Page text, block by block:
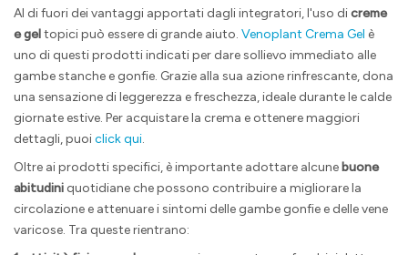
Al di fuori dei vantaggi apportati dagli integratori, l'uso dicreme
e geltopici può essere di grande aiuto. Venoplant Crema Gel è
uno di questi prodotti indicati per dare sollievo immediato alle
gambe stanche e gonfie. Grazie alla sua azione rinfrescante, dona
una sensazione di leggerezza e freschezza, ideale durante le calde
giornate estive. Per acquistare la crema e ottenere maggiori
dettagli, puoiclick qui.
Oltre ai prodotti specifici, è importante adottare alcune buone
abitudini quotidiane che possono contribuire a migliorare la
circolazione e attenuare i sintomi delle gambe gonfie e delle vene
varicose. Tra queste rientrano: